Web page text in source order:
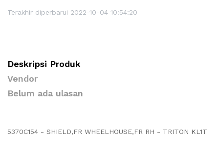
Terakhir diperbarui 2022-10-04 10:54:20
Deskripsi Produk
Vendor
Belum ada ulasan
5370C154 - SHIELD,FR WHEELHOUSE,FR RH - TRITON KL1T